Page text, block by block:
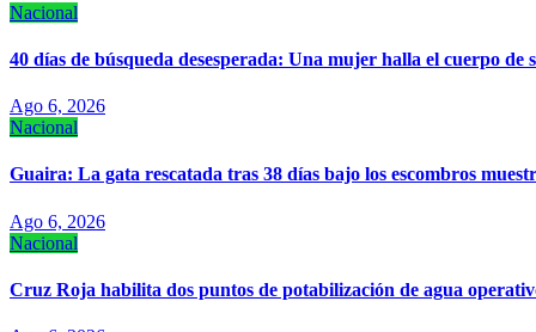
Nacional
40 días de búsqueda desesperada: Una mujer halla el cuerpo de
Ago 6, 2026
Nacional
Guaira: La gata rescatada tras 38 días bajo los escombros
Ago 6, 2026
Nacional
Cruz Roja habilita dos puntos de potabilización de agua